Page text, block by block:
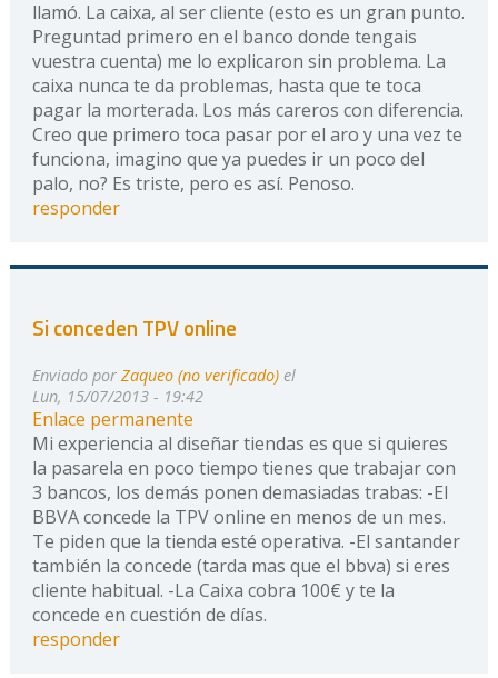
llamó. La caixa, al ser cliente (esto es un gran punto.
Preguntad primero en el banco donde tengais
vuestra cuenta) me lo explicaron sin problema. La
caixa nunca te da problemas, hasta que te toca
pagar la morterada. Los más careros con diferencia.
Creo que primero toca pasar por el aro y una vez te
funciona, imagino que ya puedes ir un poco del
palo, no? Es triste, pero es así. Penoso.
responder
Si conceden TPV online
Enviado por Zaqueo (no verificado)el
Lun, 15/07/2013 - 19:42
Enlace permanente
Mi experiencia al diseñar tiendas es que si quieres
la pasarela en poco tiempo tienes que trabajar con
3 bancos, los demás ponen demasiadas trabas: -El
BBVA concede la TPV online en menos de un mes.
Te piden que la tienda esté operativa. -El santander
también la concede (tarda mas que el bbva) si eres
cliente habitual. -La Caixa cobra 100€ y te la
concede en cuestión de días.
responder